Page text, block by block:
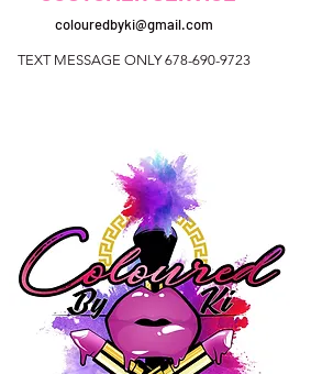
colouredbyki@gmail.com
TEXT MESSAGE ONLY 678-690-9723